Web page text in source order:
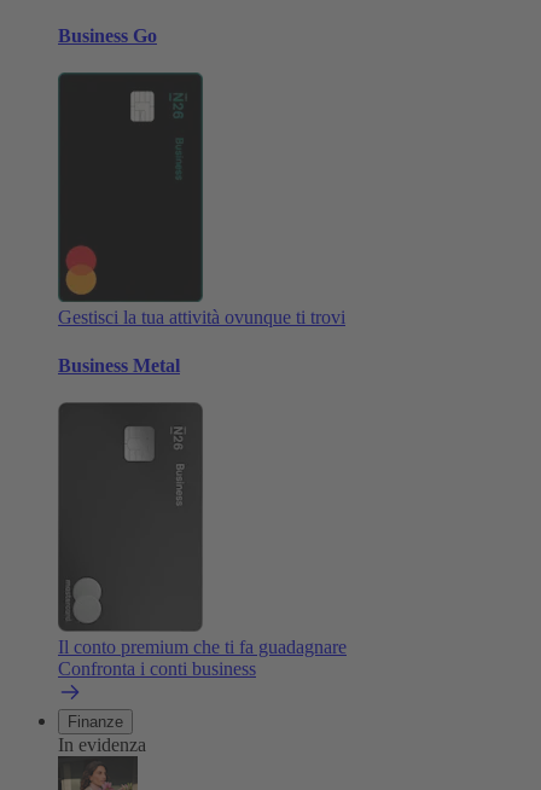
Business Go
Gestisci la tua attività ovunque ti trovi
Business Metal
Il conto premium che ti fa guadagnare
Confronta i conti business
Finanze
In evidenza